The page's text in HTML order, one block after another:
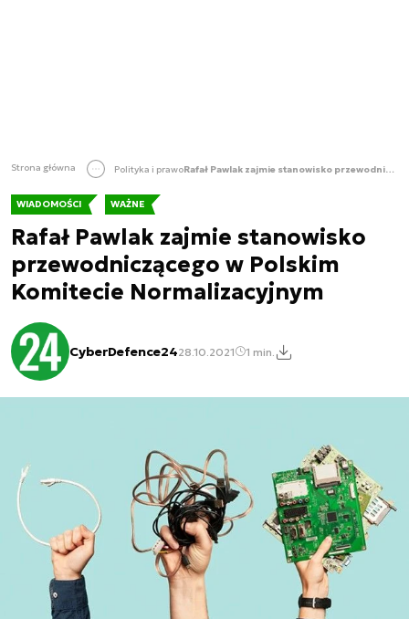
Strona główna Polityka i prawo Rafał Pawlak zajmie stanowisko przewodniczącego w Polskim Komitecie Normalizacyjnym
WIADOMOŚCI WAŻNE
Rafał Pawlak zajmie stanowisko
przewodniczącego w Polskim
Komitecie Normalizacyjnym
CyberDefence2428.10.2021 1 min.